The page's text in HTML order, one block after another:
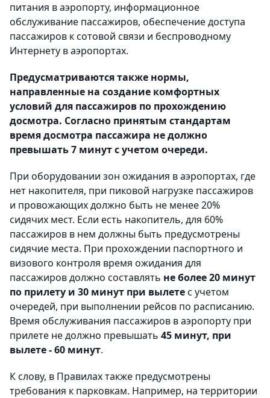
питания в аэропорту, информационное
обслуживание пассажиров, обеспечение доступа
пассажиров к сотовой связи и беспроводному
Интернету в аэропортах.
Предусматриваются также нормы,
направленные на создание комфортных
условий для пассажиров по прохождению
досмотра. Согласно принятым стандартам
время досмотра пассажира не должно
превышать 7 минут с учетом очереди.
При оборудовании зон ожидания в аэропортах, где
нет накопителя, при пиковой нагрузке пассажиров
и провожающих должно быть не менее 20%
сидячих мест. Если есть накопитель, для 60%
пассажиров в нем должны быть предусмотрены
сидячие места. При прохождении паспортного и
визового контроля время ожидания для
пассажиров должно составлять не более 20 минут
по прилету и 30 минут при вылетес учетом
очередей, при выполнении рейсов по расписанию.
Время обслуживания пассажиров в аэропорту при
прилете не должно превышать 45 минут, при
вылете - 60 минут.
К слову, в Правилах также предусмотрены
требования к парковкам. Например, на территории